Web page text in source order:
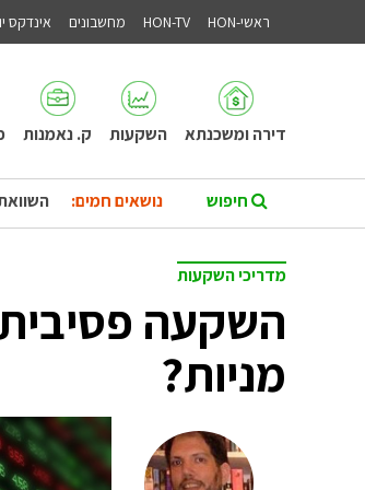
ראשי-HON HON-TV מחשבונים אינדקס
דירה ומשכנתא השקעות ק. נאמנות
נושאים חמים:
מדריכי השקעות
השקעה
מניות?